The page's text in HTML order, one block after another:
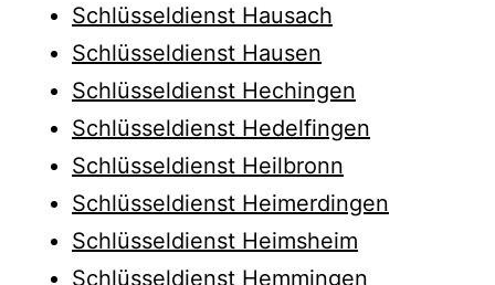
Schlüsseldienst Hausach
Schlüsseldienst Hausen
Schlüsseldienst Hechingen
Schlüsseldienst Hedelfingen
Schlüsseldienst Heilbronn
Schlüsseldienst Heimerdingen
Schlüsseldienst Heimsheim
Schlüsseldienst Hemmingen